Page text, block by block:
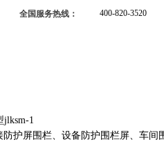
全国服务热线： 400-820-3520
jlksm-1
护屏围栏、设备防护围栏屏、车间